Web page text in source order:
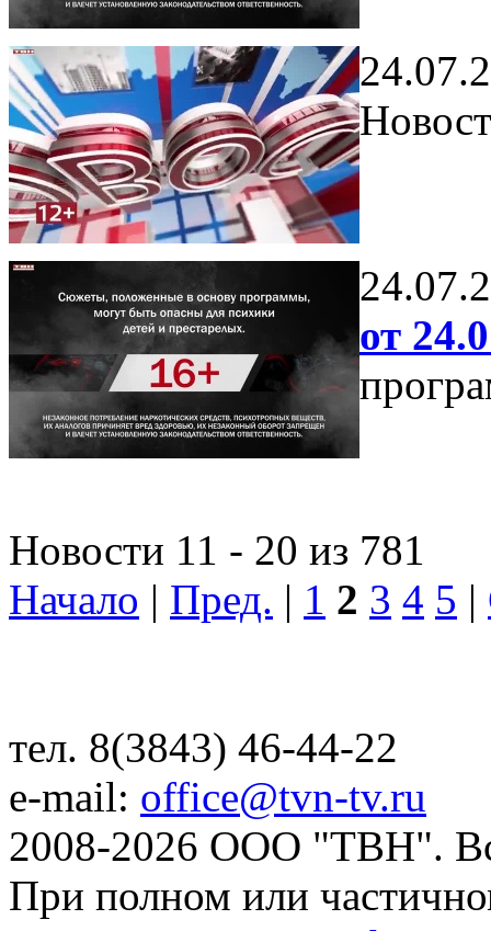
от
Новости 11 - 20 из 781
Начало | Пред. | 1 2 3 4 5 |
тел. 8(3843) 46-44-22
e-mail: office@tvn-tv.ru
2008-2026 ООО "ТВН".
При полном или